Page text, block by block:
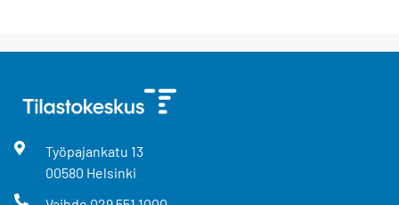
Työpajankatu 13
00580 Helsinki